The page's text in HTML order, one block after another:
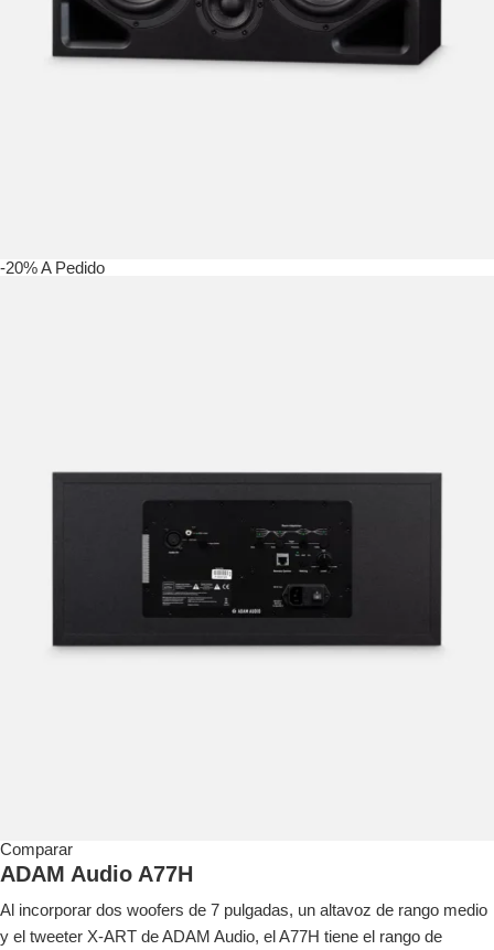
-20%A Pedido
Comparar
ADAM Audio A77H
Al incorporar dos woofers de 7 pulgadas, un altavoz de rango medio
y el tweeter X-ART de ADAM Audio, el A77H tiene el rango de